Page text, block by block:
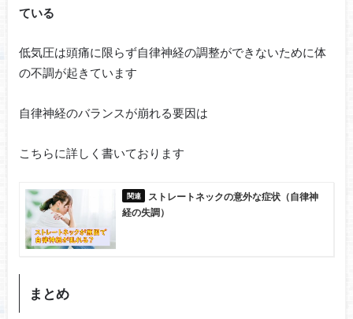
ている
低気圧は頭痛に限らず自律神経の調整ができないために体
の不調が起きています
自律神経のバランスが崩れる要因は
こちらに詳しく書いております
ストレートネックの意外な症状（自律神
経の失調）
まとめ